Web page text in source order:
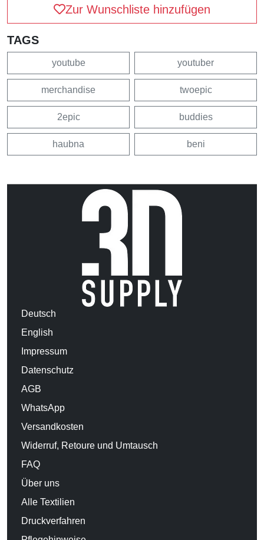
Zur Wunschliste hinzufügen
TAGS
youtube youtuber
merchandise twoepic
2epic buddies
haubna beni
Deutsch
English
Impressum
Datenschutz
AGB
WhatsApp
Versandkosten
Widerruf, Retoure und Umtausch
FAQ
Über uns
Alle Textilien
Druckverfahren